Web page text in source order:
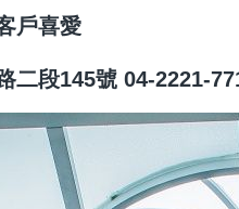
戶喜愛
二段145號 04-2221-